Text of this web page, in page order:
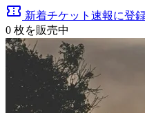
confirmation_number 新着チケット速報に登
0 枚を販売中